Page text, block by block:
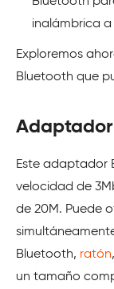
inalámbrica a
Exploremos
Bluetooth que
Adaptador
Este adaptador
velocidad de
de 20M. Puede
Bluetooth, ratón
un tamaño